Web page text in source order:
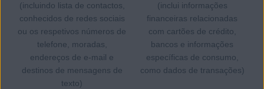
(incluindo lista de contactos,
conhecidos de redes sociais
ou os respetivos números de
telefone, moradas,
endereços de e-mail e
destinos de mensagens de
texto)
(inclui informações
financeiras relacionadas
com cartões de crédito,
bancos e informações
específicas de consumo,
como dados de transações)